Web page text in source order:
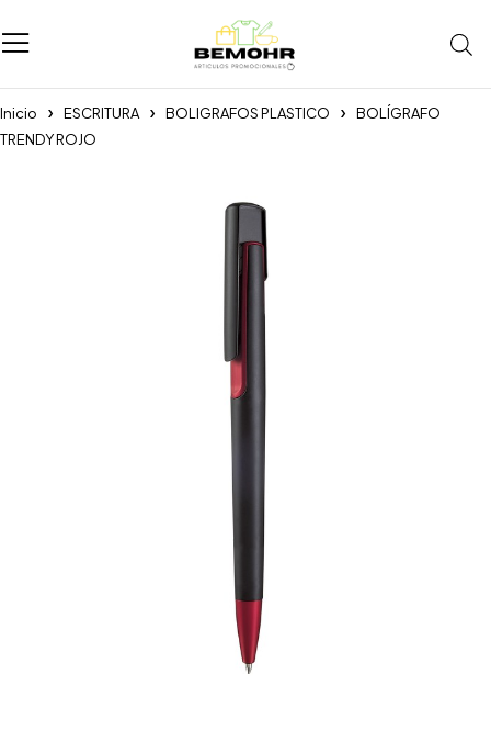
Inicio ESCRITURA BOLIGRAFOS PLASTICO
BOLÍGRAFO
TRENDY ROJO